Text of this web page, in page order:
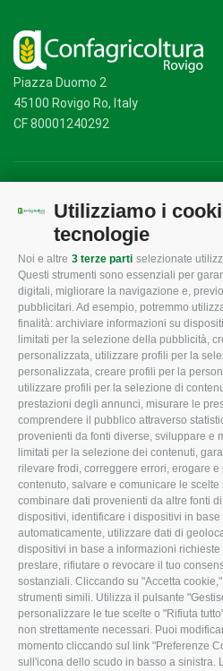
Utilizziamo i
tecnologie
Noi e altre 3 terze parti selezionate
Questi strumenti sono essenziali per
digitali, migliorare la navigazione e,
pubblicitari. Ad esempio, potremmo
finalità: archiviare informazioni su
limitati per la selezione della pubblicità,
personalizzata, utilizzare profili per la
personalizzata, creare profili per la
utilizzare profili per la selezione di
prestazioni degli annunci, misurare le
comprendere il pubblico attraverso
provenienti da fonti diverse, sviluppare e
limitati per la selezione dei contenuti,
rilevare frodi, correggere errori, erogare
contenuto, salvare e comunicare le
combinare dati provenienti da altre fonti
dispositivi, identificare i dispositivi in
automaticamente, utilizzare dati di
dispositivi in base a informazioni
prestare, rifiutare o revocare il tuo
sostanziali. Cliccando su "Accetta
strumenti simili. Utilizza il pulsante
personalizzare le tue scelte o "Rifiuta
non strettamente necessari. Puoi
momento cliccando sul link "Preferenze
sull'icona dello scudo in basso a sinistra.
Piazza Duomo 2
45100 Rovigo Ro, Italy
CF 80001240292
CONFAGRICOLTURA
ROVIGO
L'Associazione
Missione e Progetto
Organigramma aziendale
I Nostri Servizi
Uffici della Sede
provinciale
Le Sedi di Zona
Agricoltori S.r.l.
Whistleblowing
Confagricoltura Rovigo e
Agricoltori srl